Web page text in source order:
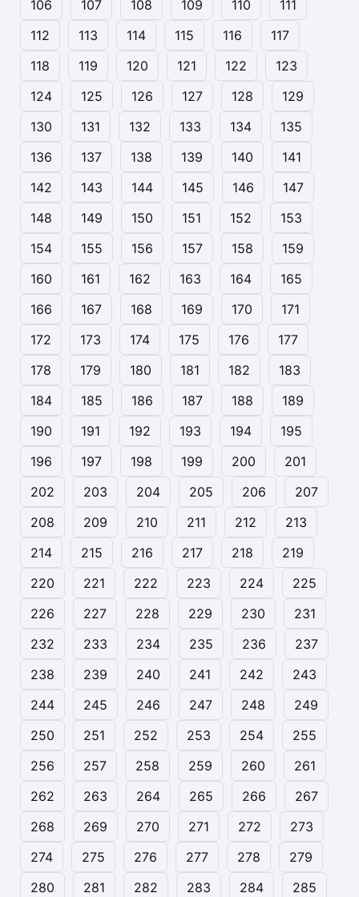
106 107 108 109 110
111
112
113 114 115 116
117
118
119 120 121 122
123
124
125 126 127 128
129
130
131 132 133 134
135
136
137 138 139 140
141
142
143 144 145 146
147
148
149 150 151 152
153
154
155 156 157 158
159
160
161 162 163 164
165
166
167 168 169 170
171
172
173 174 175 176
177
178
179 180 181 182
183
184
185 186 187 188
189
190
191 192 193 194
195
196
197 198 199 200
201
202
203 204 205 206
207
208
209 210 211 212
213
214
215 216 217 218
219
220
221 222 223 224
225
226
227 228 229 230
231
232
233 234 235 236
237
238
239 240 241 242
243
244
245 246 247 248
249
250
251 252 253 254
255
256
257 258 259 260
261
262
263 264 265 266
267
268
269 270 271 272
273
274
275 276 277 278
279
280
281 282 283 284
285